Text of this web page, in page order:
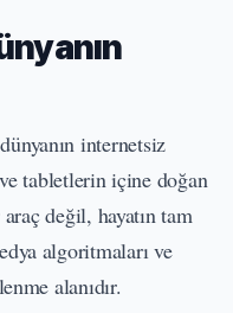
internetsiz
tabletlerin içine doğan
değil, hayatın tam
algoritmaları ve
alanıdır.